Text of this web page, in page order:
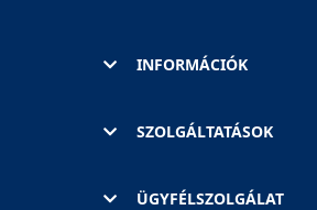
INFORMÁCIÓK
SZOLGÁLTATÁSOK
ÜGYFÉLSZOLGÁLAT